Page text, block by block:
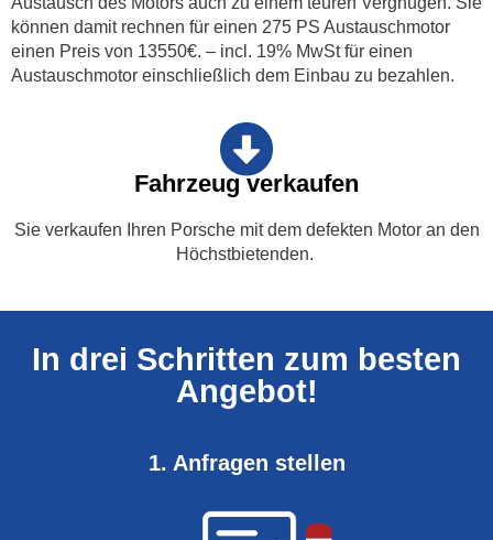
können damit rechnen für einen 275 PS Austauschmotor
einen Preis von 13550€. – incl. 19% MwSt für einen
Austauschmotor einschließlich dem Einbau zu bezahlen.
Fahrzeug verkaufen
Sie verkaufen Ihren Porsche mit dem defekten Motor an den
Höchstbietenden.
In drei Schritten zum besten
Angebot!
1. Anfragen stellen